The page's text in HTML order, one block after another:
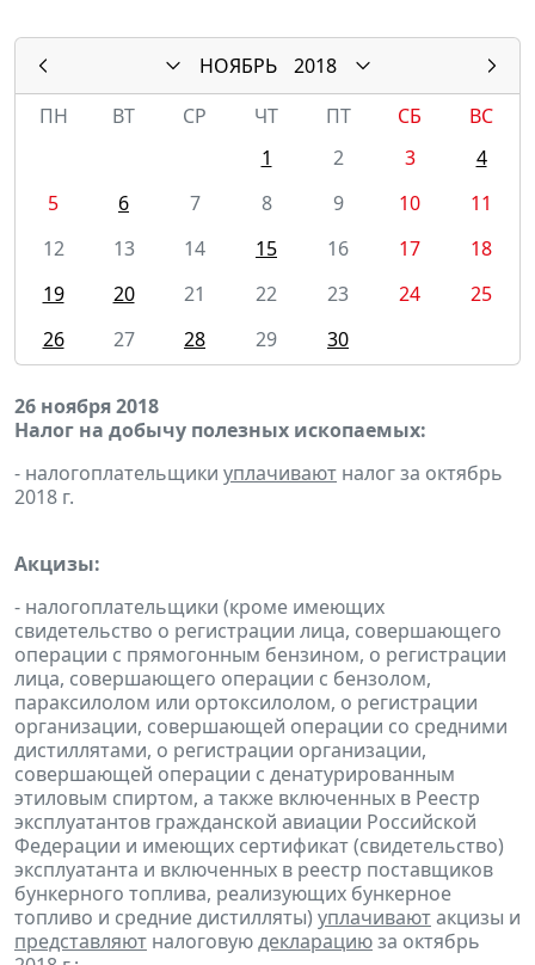
НОЯБРЬ
2018
ПН
ВТ СР ЧТ ПТ СБ
ВС
1
2 3
4
5
6 7 8 9 10
11
12
13 14 15 16 17
18
19
20 21 22 23 24
25
26
27 28 29 30
26 ноября 2018
Налог на добычу полезных ископаемых:
- налогоплательщики уплачивают налог за октябрь
2018 г.
Акцизы:
- налогоплательщики (кроме имеющих
свидетельство о регистрации лица, совершающего
операции с прямогонным бензином, о регистрации
лица, совершающего операции с бензолом,
параксилолом или ортоксилолом, о регистрации
организации, совершающей операции со средними
дистиллятами, о регистрации организации,
совершающей операции с денатурированным
этиловым спиртом, а также включенных в Реестр
эксплуатантов гражданской авиации Российской
Федерации и имеющих сертификат (свидетельство)
эксплуатанта и включенных в реестр поставщиков
бункерного топлива, реализующих бункерное
топливо и средние дистилляты) уплачиваютакцизы и
представляют налоговуюдекларациюза октябрь